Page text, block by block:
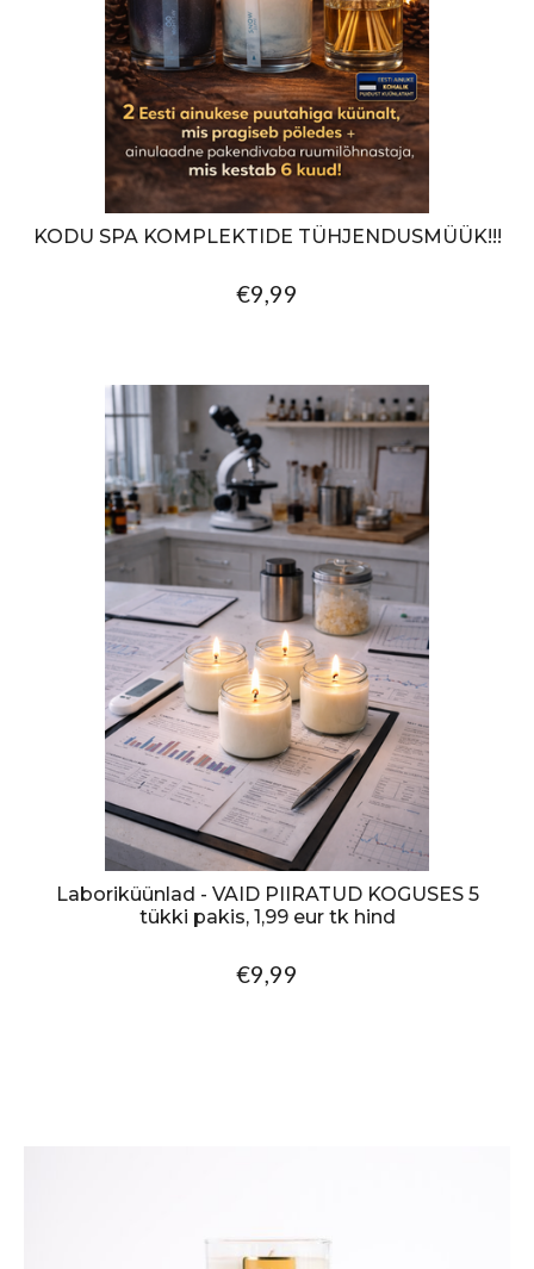
KODU SPA KOMPLEKTIDE TÜHJENDUSMÜÜK!!!
€9,99
Laboriküünlad - VAID PIIRATUD KOGUSES 5
tükki pakis, 1,99 eur tk hind
€9,99